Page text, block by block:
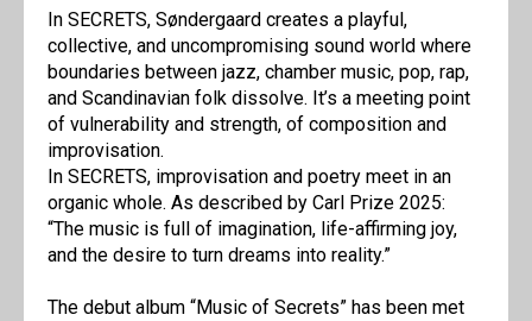
In SECRETS, Søndergaard creates a playful,
collective, and uncompromising sound world where
boundaries between jazz, chamber music, pop, rap,
and Scandinavian folk dissolve. It’s a meeting point
of vulnerability and strength, of composition and
improvisation.
In SECRETS, improvisation and poetry meet in an
organic whole. As described by Carl Prize 2025:
“The music is full of imagination, life-affirming joy,
and the desire to turn dreams into reality.”
The debut album “Music of Secrets” has been met